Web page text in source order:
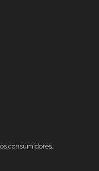
consumidores.